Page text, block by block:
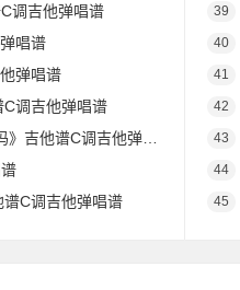
调吉他弹唱谱
唱谱
弹唱谱
调吉他弹唱谱
他谱C调吉他弹唱谱
C调吉他弹唱谱
39
40
41
42
43
44
45